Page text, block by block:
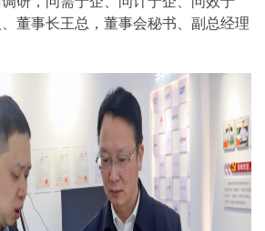
董事长王总，董事会秘书、副总经理